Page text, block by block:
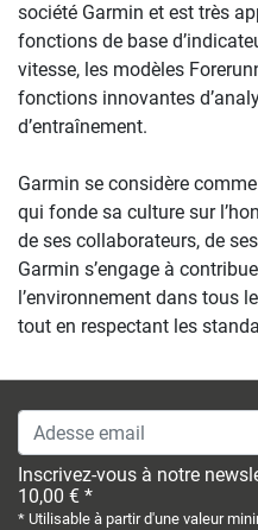
société Garmin et est très
fonctions de base
vitesse, les modèles
fonctions innovantes
d’entraînement.
Garmin se considère
qui fonde sa culture sur
de ses collaborateurs, de
Garmin s’engage à
l’environnement dans tous
tout en respectant les
Adesse email
Inscrivez-vous à notre
10,00 € *
* Utilisable à partir d'une valeur